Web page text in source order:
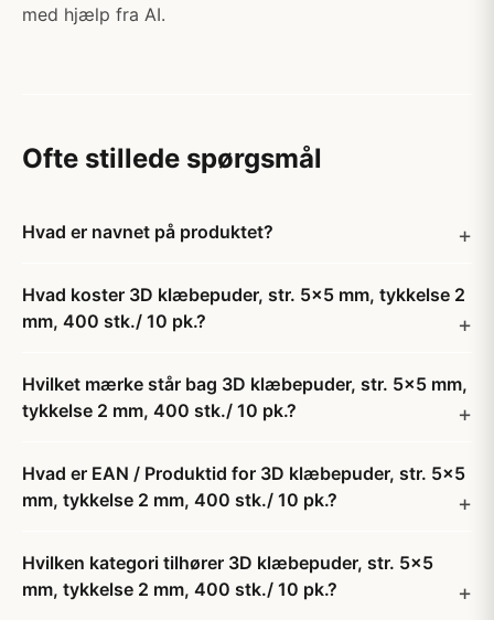
med hjælp fra AI.
Ofte stillede spørgsmål
Hvad er navnet på produktet?
Hvad koster 3D klæbepuder, str. 5x5 mm, tykkelse 2
mm, 400 stk./ 10 pk.?
Hvilket mærke står bag 3D klæbepuder, str. 5x5 mm,
tykkelse 2 mm, 400 stk./ 10 pk.?
Hvad er EAN / Produktid for 3D klæbepuder, str. 5x5
mm, tykkelse 2 mm, 400 stk./ 10 pk.?
Hvilken kategori tilhører 3D klæbepuder, str. 5x5
mm, tykkelse 2 mm, 400 stk./ 10 pk.?